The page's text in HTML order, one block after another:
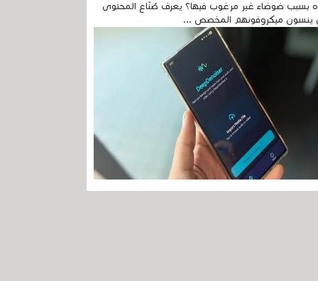
بسبب ضوضاء غير مرغوب فيها؟ يعرف صُنّاع المحتوى
ينسون ميكروفونهم المخصص ...